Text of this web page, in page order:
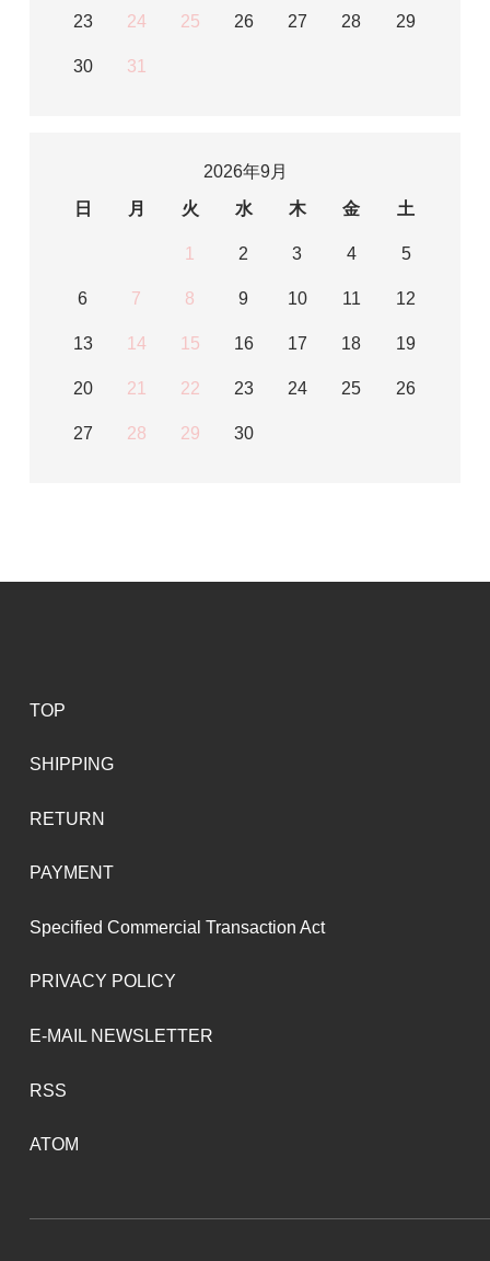
23 24 25 26 27 28 29
30 31
2026年9月
日
月 火 水 木 金 土
1 2 3 4 5
6 7 8 9 10 11 12
13 14 15 16 17 18 19
20 21 22 23 24 25 26
27 28 29 30
TOP
SHIPPING
RETURN
PAYMENT
Specified Commercial Transaction Act
PRIVACY POLICY
E-MAIL NEWSLETTER
RSS
ATOM